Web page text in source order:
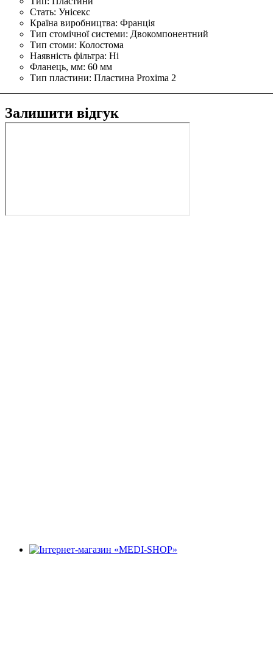
Стать: Унісекс
Країна виробництва: Франція
Тип стомічної системи: Двокомпонентний
Тип стоми: Колостома
Наявність фільтра: Ні
Фланець, мм: 60 мм
Тип пластини: Пластина Proxima 2
Залишити відгук